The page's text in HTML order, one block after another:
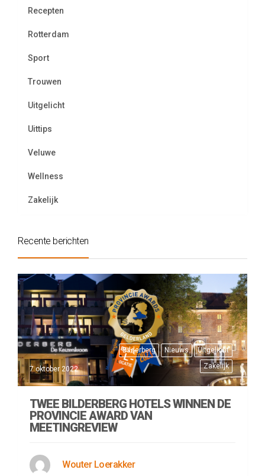
Recepten
Rotterdam
Sport
Trouwen
Uitgelicht
Uittips
Veluwe
Wellness
Zakelijk
Recente berichten
Bilderberg Nieuws
Uitgelicht
Zakelijk
7 oktober 2022
TWEE BILDERBERG HOTELS WINNEN DE
PROVINCIE AWARD VAN
MEETINGREVIEW
Wouter Loerakker